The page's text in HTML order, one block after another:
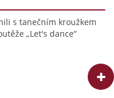
s tanečním kroužkem
„Let's dance“